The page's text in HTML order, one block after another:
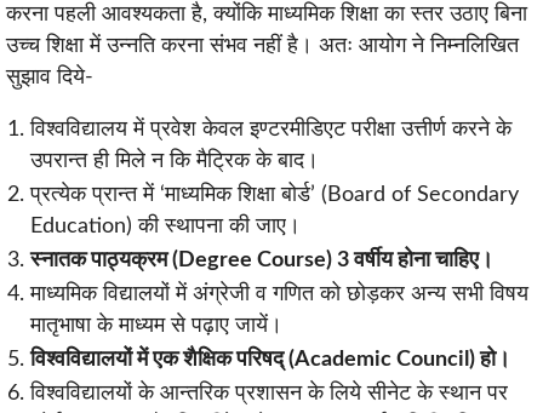
करना पहली आवश्यकता है, क्योंकि माध्यमिक शिक्षा का स्तर उठाए बिना
उच्च शिक्षा में उन्नति करना संभव नहीं है। अतः आयोग ने निम्नलिखित
सुझाव दिये-
विश्वविद्यालय में प्रवेश केवल इण्टरमीडिएट परीक्षा उत्तीर्ण करने के
उपरान्त ही मिले न कि मैट्रिक के बाद।
प्रत्येक प्रान्त में ‘माध्यमिक शिक्षा बोर्ड’ (Board of Secondary
Education) की स्थापना की जाए।
स्नातक पाठ्यक्रम (Degree Course) 3 वर्षीय होना चाहिए।
माध्यमिक विद्यालयों में अंग्रेजी व गणित को छोड़कर अन्य सभी विषय
मातृभाषा के माध्यम से पढ़ाए जायें।
विश्वविद्यालयों में एक शैक्षिक परिषद् (Academic Council) हो।
विश्वविद्यालयों के आन्तरिक प्रशासन के लिये सीनेट के स्थान पर